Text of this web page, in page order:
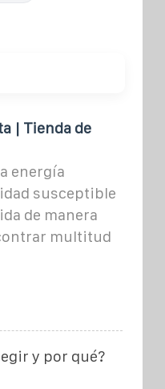
| Tienda de
energía
susceptible
de manera
multitud
y por qué?